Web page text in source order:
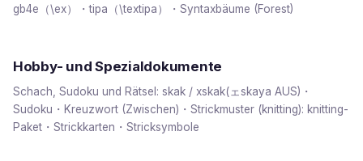
gb4e（\ex）・tipa（\textipa）・Syntaxbäume (Forest)
Hobby- und Spezialdokumente
Schach, Sudoku und Rätsel: skak / xskak(ェskaya AUS)・
Sudoku・Kreuzwort (Zwischen)・Strickmuster (knitting): knitting-
Paket・Strickkarten・Stricksymbole